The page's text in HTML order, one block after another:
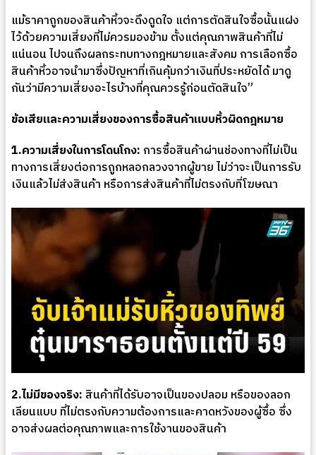
แม้ราคาถูกของสินค้าหิ้วจะดึงดูดใจ แต่การตัดสินใจซื้อนั้นแฝง
ไว้ด้วยความเสี่ยงที่ไม่ควรมองข้าม ตั้งแต่คุณภาพสินค้าที่ไม่
แน่นอน ไปจนถึงผลกระทบทางกฎหมายและสังคม การเลือกซื้อ
สินค้าหิ้วอาจนำมาซึ่งปัญหาที่เกินคุ้มกว่าเงินที่ประหยัดได้ มาดู
กันว่ามีความเสี่ยงอะไรบ้างที่คุณควรรู้ก่อนตัดสินใจ”
ข้อเสียและความเสี่ยงของการซื้อสินค้าแบบหิ้วผิดกฎหมาย
1.ความเสี่ยงในการโดนโกง:การซื้อสินค้าผ่านช่องทางที่ไม่เป็น
ทางการเสี่ยงต่อการถูกหลอกลวงจากผู้ขาย ไม่ว่าจะเป็นการรับ
เงินแล้วไม่ส่งสินค้า หรือการส่งสินค้าที่ไม่ตรงกับที่โฆษณา
2.ไม่มีของจริง: สินค้าที่ได้รับอาจเป็นของปลอม หรือของลอก
เลียนแบบ ที่ไม่ตรงกับความต้องการและคาดหวังของผู้ซื้อ ซึ่ง
อาจส่งผลต่อคุณภาพและการใช้งานของสินค้า